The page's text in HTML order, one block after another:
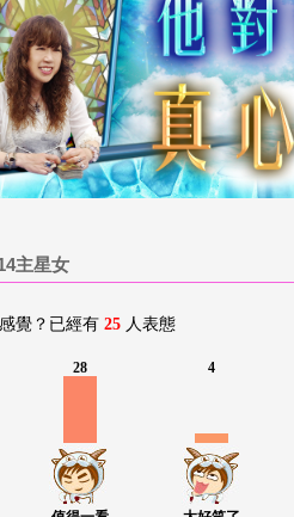
主星女
覺？已經有 25 人表態
28 4